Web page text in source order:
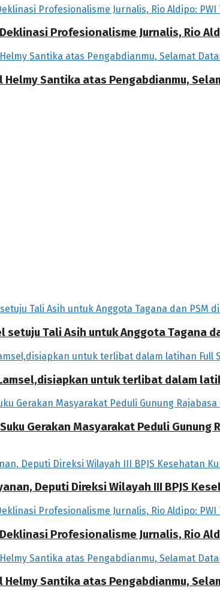
Profesionalisme Jurnalis, Rio
Helmy Santika atas Pengabdianmu,
setuju Tali Asih untuk Anggota Tagana
untuk terlibat dalam
Gerakan Masyarakat Peduli Gunung
Deputi Direksi Wilayah III BPJS
Profesionalisme Jurnalis, Rio
Helmy Santika atas Pengabdianmu,